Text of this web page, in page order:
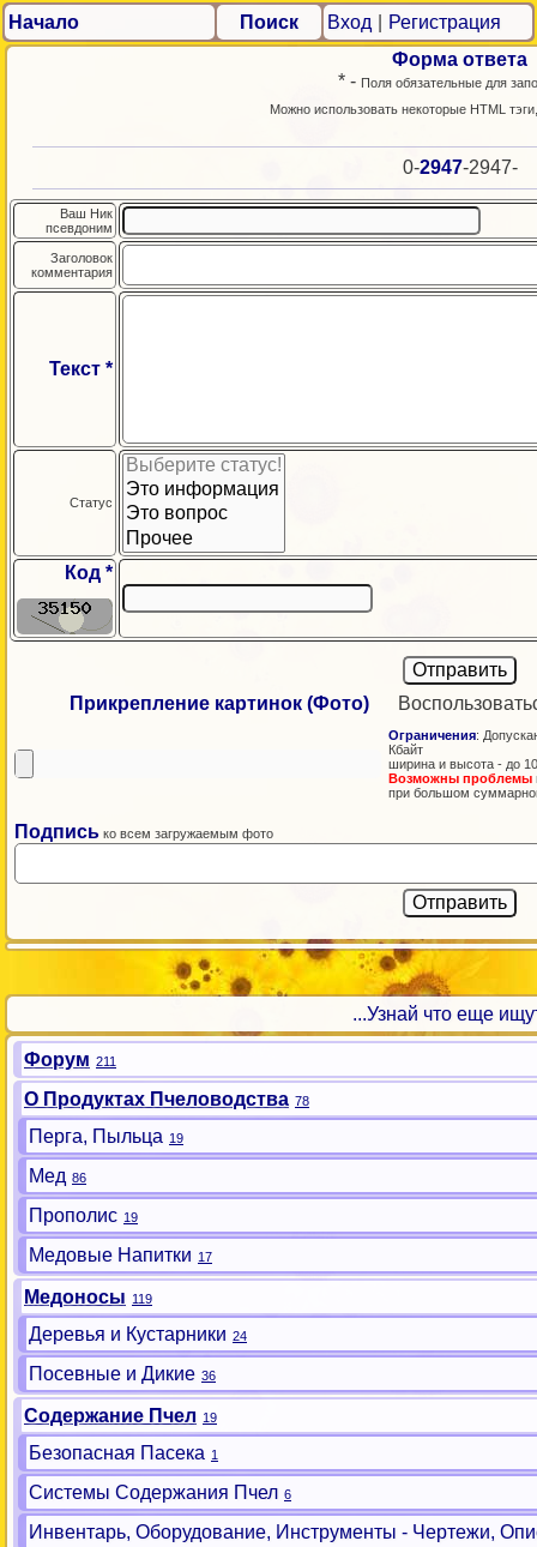
Начало Поиск Вход
Регистрация
Форма ответа
* - Поля обязательные для
Можно использовать некоторые HTML
0-2947-2947-
Ваш Ник
псевдоним
Заголовок
комментария
Текст *
Статус
Код *
Прикрепление картинок (Фото)
Ограничения:
Кбайт
ширина и высота - до
Возможны проблемы
при большом
Подпись ко всем загружаемым фото
...Узнай что еще
Форум 211
О Продуктах Пчеловодства 78
Перга, Пыльца 19
Мед 86
Прополис 19
Медовые Напитки 17
Медоносы 119
Деревья и Кустарники 24
Посевные и Дикие 36
Содержание Пчел 19
Безопасная Пасека 1
Системы Содержания Пчел 6
Инвентарь, Оборудование, Инструменты - Чертежи,